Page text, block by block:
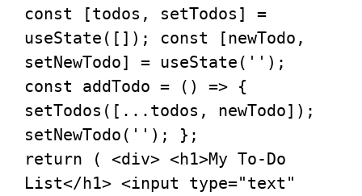
const
useState ([]); const [newTodo,
setNewTodo] = useState ( ''
const
addTodo
setTodos
setNewTodo ( ''
return ( <div> <h1>My To-Do
List</h1> <input type="text"